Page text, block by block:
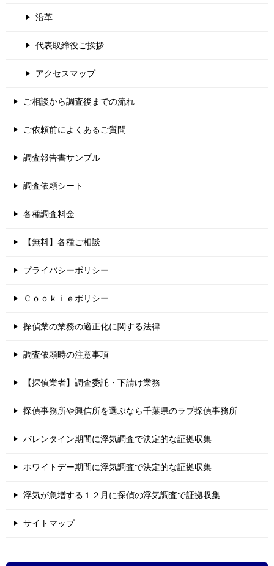
沿革
代表取締役ご挨拶
アクセスマップ
ご相談から調査後までの流れ
ご依頼前によくあるご質問
調査報告書サンプル
調査依頼シート
各種調査料金
【無料】各種ご相談
プライバシーポリシー
Ｃｏｏｋｉｅポリシー
探偵業の業務の適正化に関する法律
調査依頼時の注意事項
【探偵業者】調査委託・下請け業務
探偵事務所や興信所を選ぶなら千葉県のラブ探偵事務所
バレンタイン期間に浮気調査で決定的な証拠収集
ホワイトデー期間に浮気調査で決定的な証拠収集
浮気が急増する１２月に探偵の浮気調査で証拠収集
サイトマップ